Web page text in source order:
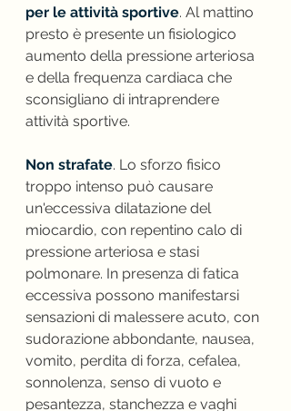
per le attività sportive. Al mattino
presto è presente un fisiologico
aumento della pressione arteriosa
e della frequenza cardiaca che
sconsigliano di intraprendere
attività sportive.
Non strafate. Lo sforzo fisico
troppo intenso può causare
un'eccessiva dilatazione del
miocardio, con repentino calo di
pressione arteriosa e stasi
polmonare. In presenza di fatica
eccessiva possono manifestarsi
sensazioni di malessere acuto, con
sudorazione abbondante, nausea,
vomito, perdita di forza, cefalea,
sonnolenza, senso di vuoto e
pesantezza, stanchezza e vaghi